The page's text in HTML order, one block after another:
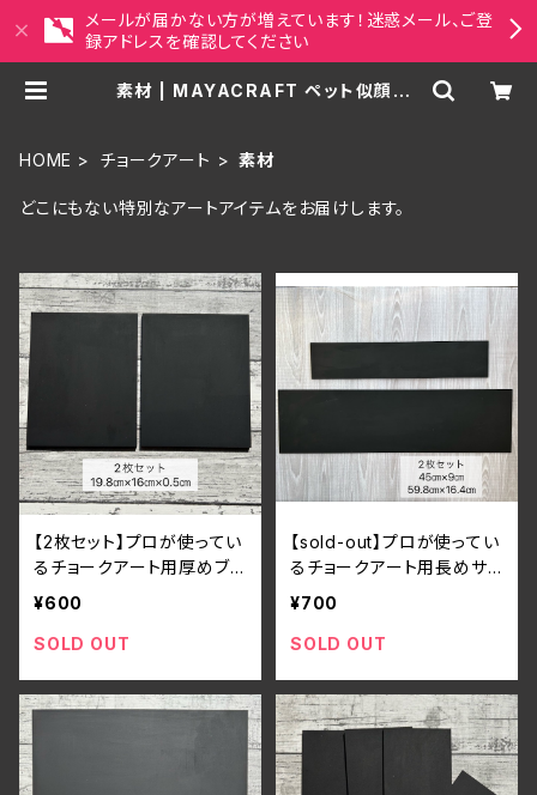
メールが届かない方が増えています！迷惑メール、ご登
録アドレスを確認してください
素材 | MAYACRAFT ペット似顔絵・
HOME チョークアート 素材
どこにもない特別なアートアイテムをお届けします。
【2枚セット】プロが使ってい
るチョークアート用厚めブラ
ックボード（19.8㎝×16㎝×5
¥600
SOLD OUT
【sold-out】プロが使ってい
るチョークアート用長めサ
イズブラックボード（45.8㎝
¥700
SOLD OUT